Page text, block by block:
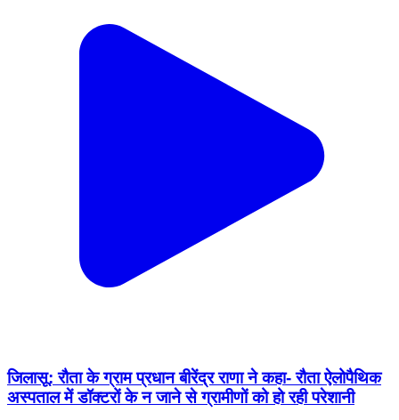
जिलासू: रौता के ग्राम प्रधान बीरेंद्र राणा ने कहा- रौता ऐलोपैथिक
अस्पताल में डॉक्टरों के न जाने से ग्रामीणों को हो रही परेशानी